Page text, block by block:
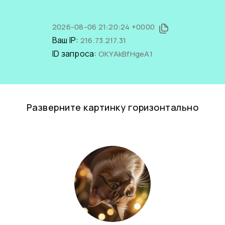
2026-08-06 21:20:24 +0000
Ваш IP: 216.73.217.31
ID запроса: OKYAkBfHgeA1
Разверните картинку горизонтально